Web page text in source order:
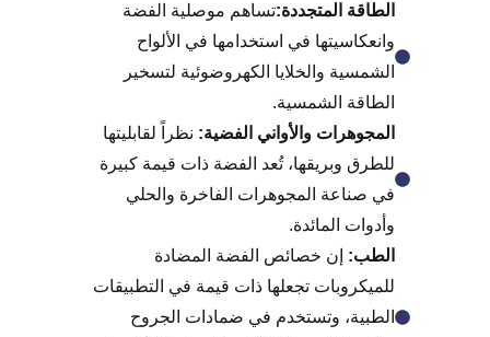
الطاقة المتجددة:تساهم موصلية الفضة
وانعكاسيتها في استخدامها في الألواح
الشمسية والخلايا الكهروضوئية لتسخير
الطاقة الشمسية.
المجوهرات والأواني الفضية: نظراً لقابليتها
للطرق وبريقها، تُعد الفضة ذات قيمة كبيرة
في صناعة المجوهرات الفاخرة والحلي
وأدوات المائدة.
الطب: إن خصائص الفضة المضادة
للميكروبات تجعلها ذات قيمة في التطبيقات
الطبية، وتستخدم في ضمادات الجروح